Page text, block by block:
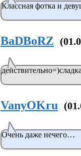
Классная фотка и
BaDBoRZ
VanyOKru
Очень даже нечего…